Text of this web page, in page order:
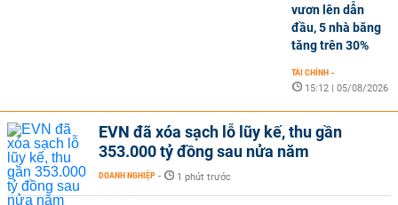
vươn lên dẫn
đầu, 5 nhà băng
tăng trên 30%
TÀI CHÍNH -
15:12 | 05/08/2026
EVN đã xóa sạch lỗ lũy kế, thu gần
353.000 tỷ đồng sau nửa năm
DOANH NGHIỆP - 1 phút trước